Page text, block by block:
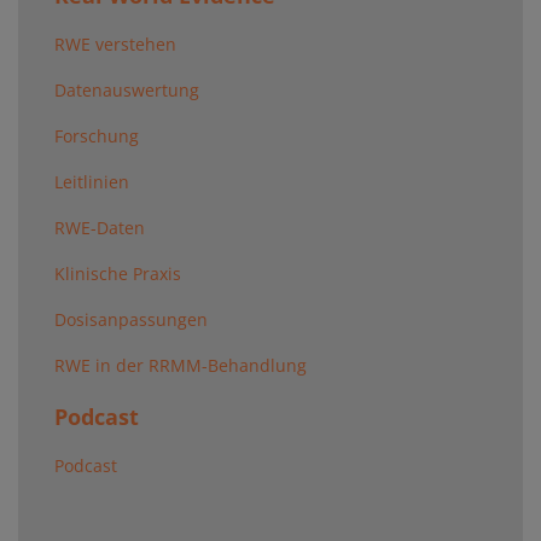
RWE verstehen
Datenauswertung
Forschung
Leitlinien
RWE-Daten
Klinische Praxis
Dosisanpassungen
RWE in der RRMM-Behandlung
Podcast
Podcast